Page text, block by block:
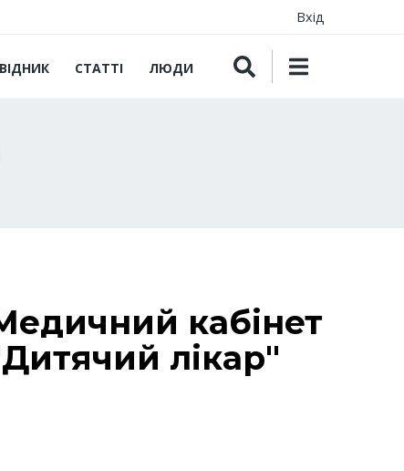
Вхід
СТАТТІ ЛЮДИ
кабінет
лікар"